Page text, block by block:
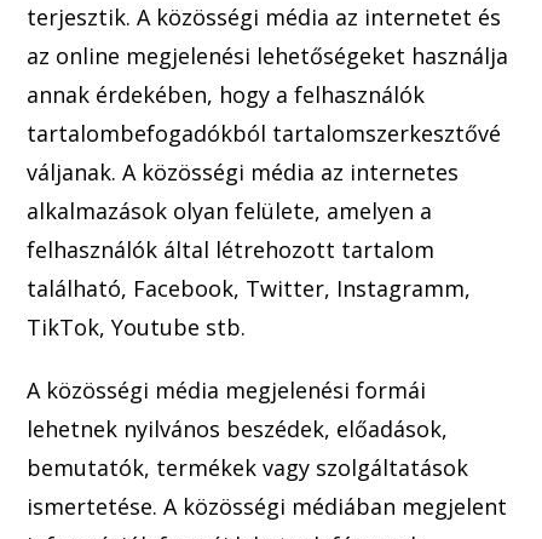
terjesztik. A közösségi média az internetet és
az online megjelenési lehetőségeket használja
annak érdekében, hogy a felhasználók
tartalombefogadókból tartalomszerkesztővé
váljanak. A közösségi média az internetes
alkalmazások olyan felülete, amelyen a
felhasználók által létrehozott tartalom
található, Facebook, Twitter, Instagramm,
TikTok, Youtube stb.
A közösségi média megjelenési formái
lehetnek nyilvános beszédek, előadások,
bemutatók, termékek vagy szolgáltatások
ismertetése. A közösségi médiában megjelent